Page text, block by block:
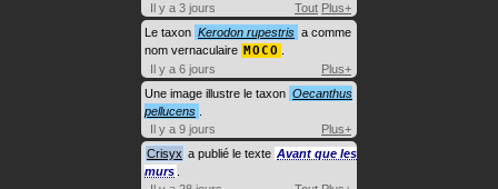
Il y a 3 jours
Tout Plus+
Le taxon Kerodon rupestris a comme
nom vernaculaire MOCO
Il y a 6 jours
Plus+
Une image illustre le taxon Oecanthus
pellucens
Il y a 9 jours
Plus+
Crisyx a publié le texte Avant que les
murs